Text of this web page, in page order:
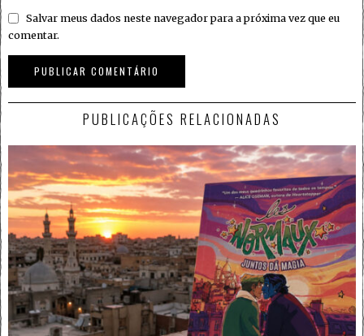
Salvar meus dados neste navegador para a próxima vez que eu
comentar.
PUBLICAÇÕES RELACIONADAS